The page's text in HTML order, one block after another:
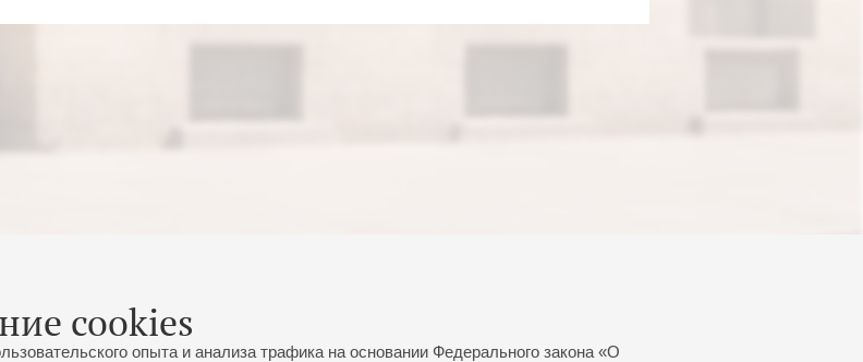
cookies
опыта и анализа трафика на основании Федерального закона «О